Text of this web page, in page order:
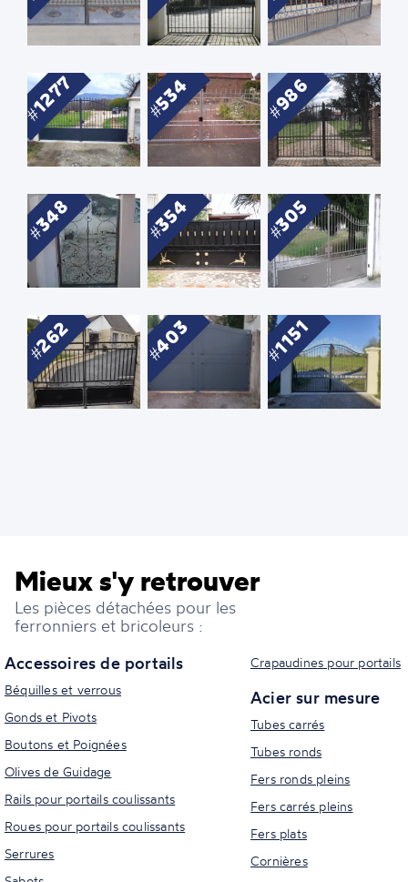
1277 534 986
348 354 305
262 403 1151
Mieux s'y retrouver
Les pièces détachées pour les
ferronniers et bricoleurs :
Accessoires de portails
Béquilles et verrous
Gonds et Pivots
Boutons et Poignées
Olives de Guidage
Rails pour portails coulissants
Roues pour portails coulissants
Serrures
Crapaudines pour portails
Acier sur mesure
Tubes carrés
Tubes ronds
Fers ronds pleins
Fers carrés pleins
Fers plats
Cornières